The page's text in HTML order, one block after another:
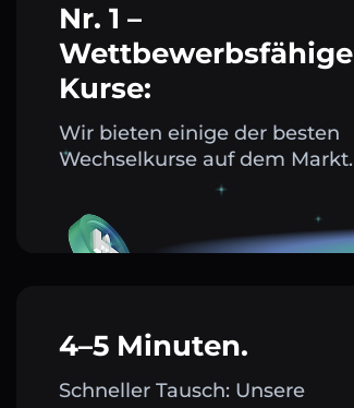
Nr. 1 –
Wettbewerbsfähige
Kurse:
Wir bieten einige der besten
Wechselkurse auf dem Markt.
4–5 Minuten.
Schneller Tausch: Unsere